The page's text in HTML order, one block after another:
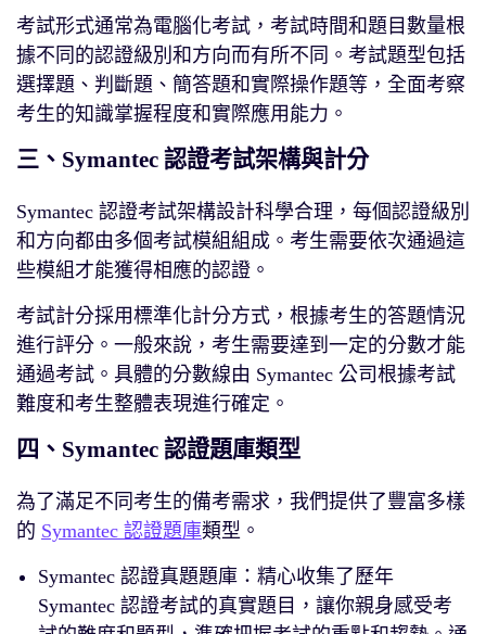
考試形式通常為電腦化考試，考試時間和題目數量根
據不同的認證級別和方向而有所不同。考試題型包括
選擇題、判斷題、簡答題和實際操作題等，全面考察
考生的知識掌握程度和實際應用能力。
三、Symantec 認證考試架構與計分
Symantec 認證考試架構設計科學合理，每個認證級別
和方向都由多個考試模組組成。考生需要依次通過這
些模組才能獲得相應的認證。
考試計分採用標準化計分方式，根據考生的答題情況
進行評分。一般來說，考生需要達到一定的分數才能
通過考試。具體的分數線由 Symantec 公司根據考試
難度和考生整體表現進行確定。
四、Symantec 認證題庫類型
為了滿足不同考生的備考需求，我們提供了豐富多樣
的 Symantec 認證題庫類型。
Symantec 認證真題題庫：精心收集了歷年
Symantec 認證考試的真實題目，讓你親身感受考